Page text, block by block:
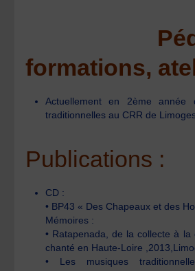
formations,
Actuellement en 2ème année
traditionnelles au CRR de
Publications :
CD :
• BP43 « Des Chapeaux et des
Mémoires :
• Ratapenada, de la collecte à la
chanté en Haute-Loire
• Les musiques